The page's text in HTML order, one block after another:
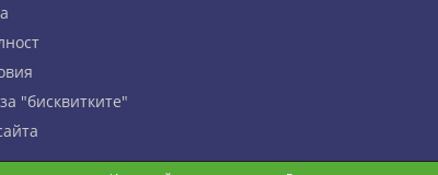
"бисквитките"